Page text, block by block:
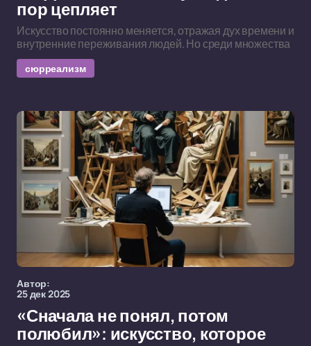
пор цепляет
Искусство постоянно меняется, отражая дух времени и
внутренние переживания людей. Но среди множества
сюрреализм
Автор:
25 дек 2025
«Сначала не понял, потом
полюбил»: искусство, которое